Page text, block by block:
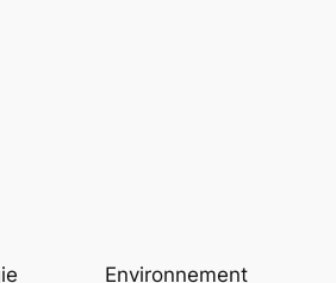
Environnement